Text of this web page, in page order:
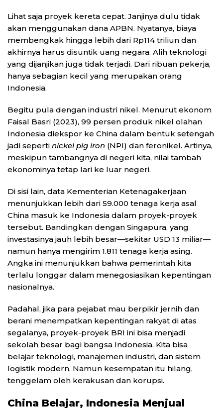
Lihat saja proyek kereta cepat. Janjinya dulu tidak
akan menggunakan dana APBN. Nyatanya, biaya
membengkak hingga lebih dari Rp114 triliun dan
akhirnya harus disuntik uang negara. Alih teknologi
yang dijanjikan juga tidak terjadi. Dari ribuan pekerja,
hanya sebagian kecil yang merupakan orang
Indonesia.
Begitu pula dengan industri nikel. Menurut ekonom
Faisal Basri (2023), 99 persen produk nikel olahan
Indonesia diekspor ke China dalam bentuk setengah
jadi seperti nickel pig iron (NPI) dan feronikel. Artinya,
meskipun tambangnya di negeri kita, nilai tambah
ekonominya tetap lari ke luar negeri.
Di sisi lain, data Kementerian Ketenagakerjaan
menunjukkan lebih dari 59.000 tenaga kerja asal
China masuk ke Indonesia dalam proyek-proyek
tersebut. Bandingkan dengan Singapura, yang
investasinya jauh lebih besar—sekitar USD 13 miliar—
namun hanya mengirim 1.811 tenaga kerja asing.
Angka ini menunjukkan bahwa pemerintah kita
terlalu longgar dalam menegosiasikan kepentingan
nasionalnya.
Padahal, jika para pejabat mau berpikir jernih dan
berani menempatkan kepentingan rakyat di atas
segalanya, proyek-proyek BRI ini bisa menjadi
sekolah besar bagi bangsa Indonesia. Kita bisa
belajar teknologi, manajemen industri, dan sistem
logistik modern. Namun kesempatan itu hilang,
tenggelam oleh kerakusan dan korupsi.
China Belajar, Indonesia Menjual